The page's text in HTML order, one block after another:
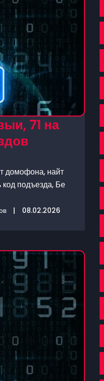
71 на
домофона, найт
подъезда, Бе
| 08.02.2026